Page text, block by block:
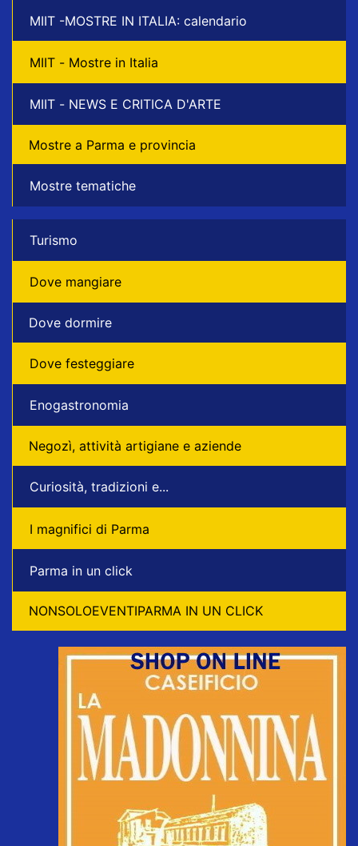
MIIT -MOSTRE IN ITALIA: calendario
MIIT - Mostre in Italia
MIIT - NEWS E CRITICA D'ARTE
Mostre a Parma e provincia
Mostre tematiche
Turismo
Dove mangiare
Dove dormire
Dove festeggiare
Enogastronomia
Negozì, attività artigiane e aziende
Curiosità, tradizioni e...
I magnifici di Parma
Parma in un click
NONSOLOEVENTIPARMA IN UN CLICK